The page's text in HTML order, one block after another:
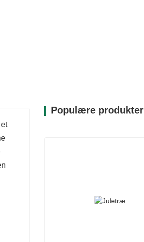
Populære produkter